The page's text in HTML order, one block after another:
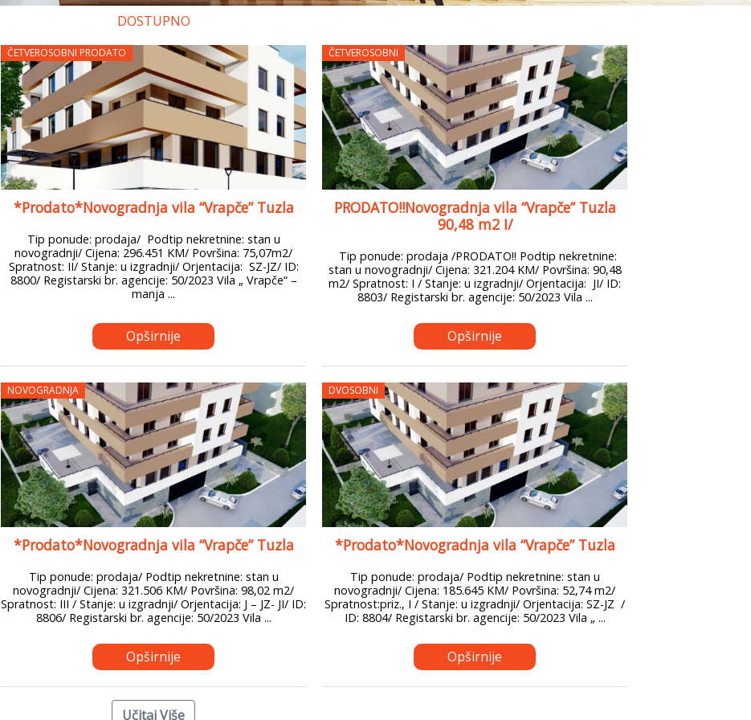
DOSTUPNO
ČETVEROSOBNI PRODATO
*Prodato*Novogradnja vila “Vrapče” Tuzla
Tip ponude: prodaja/ Podtip nekretnine: stan u
novogradnji/ Cijena: 296.451 KM/ Površina: 75,07m2/
Spratnost: II/ Stanje: u izgradnji/ Orjentacija: SZ-JZ/ ID:
8800/ Registarski br. agencije: 50/2023 Vila „ Vrapče“ –
manja ...
Opširnije
ČETVEROSOBNI
PRODATO!!Novogradnja vila “Vrapče” Tuzla
90,48 m2 I/
Tip ponude: prodaja /PRODATO!! Podtip nekretnine:
stan u novogradnji/ Cijena: 321.204 KM/ Površina: 90,48
m2/ Spratnost: I / Stanje: u izgradnji/ Orjentacija: JI/ ID:
8803/ Registarski br. agencije: 50/2023 Vila ...
Opširnije
NOVOGRADNJA
*Prodato*Novogradnja vila “Vrapče” Tuzla
Tip ponude: prodaja/ Podtip nekretnine: stan u
novogradnji/ Cijena: 321.506 KM/ Površina: 98,02 m2/
Spratnost: III / Stanje: u izgradnji/ Orjentacija: J – JZ- JI/ ID:
8806/ Registarski br. agencije: 50/2023 Vila ...
Opširnije
DVOSOBNI
*Prodato*Novogradnja vila “Vrapče” Tuzla
Tip ponude: prodaja/ Podtip nekretnine: stan u
novogradnji/ Cijena: 185.645 KM/ Površina: 52,74 m2/
Spratnost:priz., I / Stanje: u izgradnji/ Orjentacija: SZ-JZ /
ID: 8804/ Registarski br. agencije: 50/2023 Vila „ ...
Opširnije
Učitaj Više